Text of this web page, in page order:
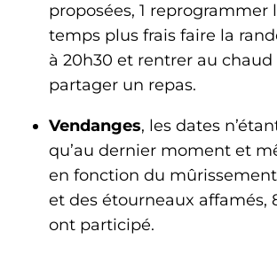
proposées, 1 reprogrammer
temps plus frais faire la
à 20h30 et rentrer au
partager un repas.
Vendanges, les dates
qu’au dernier moment et
en fonction du
et des étourneaux affamés,
ont participé.